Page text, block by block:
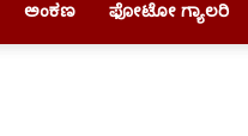
ಅಂಕಣ ಫೋಟೋ ಗ್ಯಾಲರಿ